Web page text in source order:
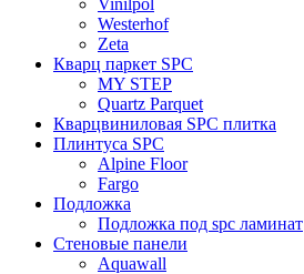
Westerhof
Zeta
Кварц паркет SPC
MY STEP
Quartz Parquet
Кварцвиниловая SPC плитка
Плинтуса SPC
Alpine Floor
Fargo
Подложка
Подложка под spc ламинат
Стеновые панели
Aquawall